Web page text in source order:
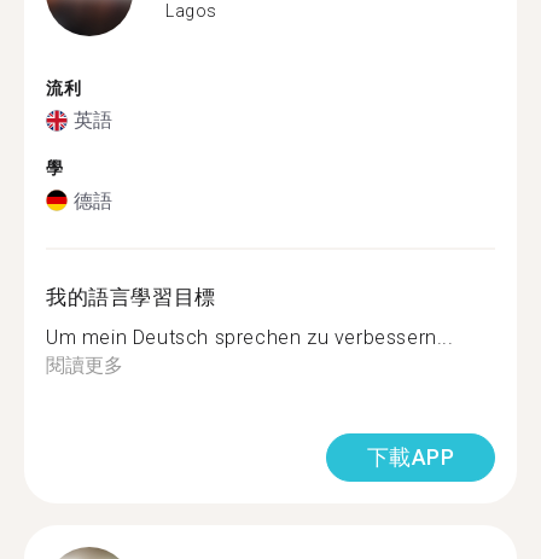
Lagos
流利
英語
學
德語
我的語言學習目標
Um mein Deutsch sprechen zu verbessern...
閱讀更多
下載APP